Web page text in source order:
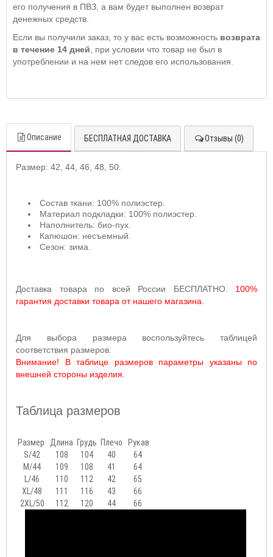
его получения в ПВЗ, а вам будет выполнен возврат
денежных средств.
Если вы получили заказ, то у вас есть возможность возврата
в течение 14 дней , при условии что товар не был в
употреблении и на нем нет следов его использования.
Описание БЕСПЛАТНАЯ ДОСТАВКА Отзывы (0)
Размер: 42, 44, 46, 48, 50.
Состав ткани: 100% полиэстер
Материал подкладки: 100% полиэстер.
Наполнитель: био-пух.
Капюшон: несъемный.
Сезон: зима.
Доставка товара по всей России БЕСПЛАТНО. 100%
гарантия доставки товара от нашего магазина.
Для выбора размера воспользуйтесь таблицей
соответствия размеров.
Внимание! В таблице размеров параметры указаны по
внешней стороны изделия.
Таблица размеров
Размер Длина Грудь Плечо
Рукав
S/42
108 104 40
64
M/44
109 108 41
64
L/46
110 112 42
65
XL/48
111 116 43
66
2XL/50
112 120 44 66